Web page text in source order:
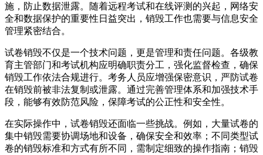
施，防止数据泄露。随着远程考试和在线评测的兴起，网络安
全和数据保护的重要性日益突出，销毁工作也需要与信息安全
管理紧密结合。
试卷销毁不仅是一个技术问题，更是管理和责任问题。各级教
育主管部门和考试机构应明确职责分工，强化监督检查，确保
销毁工作依法合规进行。考务人员应增强保密意识，严防试卷
在销毁前被非法复制或泄露。通过完善管理体系和加强技术手
段，能够有效防范风险，保障考试的公正性和安全性。
在实际操作中，试卷销毁还面临一些挑战。例如，大量试卷的
集中销毁需要协调场地和设备，确保安全和效率；不同类型试
卷的销毁标准和方式有所不同，需制定细致的操作指南；销毁